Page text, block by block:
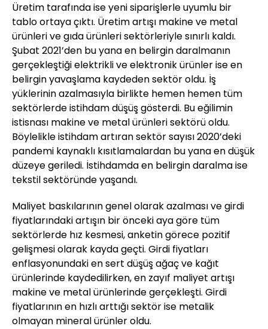
Üretim tarafında ise yeni siparişlerle uyumlu bir
tablo ortaya çıktı. Üretim artışı makine ve metal
ürünleri ve gıda ürünleri sektörleriyle sınırlı kaldı.
Şubat 2021’den bu yana en belirgin daralmanın
gerçekleştiği elektrikli ve elektronik ürünler ise en
belirgin yavaşlama kaydeden sektör oldu. İş
yüklerinin azalmasıyla birlikte hemen hemen tüm
sektörlerde istihdam düşüş gösterdi. Bu eğilimin
istisnası makine ve metal ürünleri sektörü oldu.
Böylelikle istihdam artıran sektör sayısı 2020’deki
pandemi kaynaklı kısıtlamalardan bu yana en düşük
düzeye geriledi. İstihdamda en belirgin daralma ise
tekstil sektöründe yaşandı.
Maliyet baskılarının genel olarak azalması ve girdi
fiyatlarındaki artışın bir önceki aya göre tüm
sektörlerde hız kesmesi, anketin görece pozitif
gelişmesi olarak kayda geçti. Girdi fiyatları
enflasyonundaki en sert düşüş ağaç ve kağıt
ürünlerinde kaydedilirken, en zayıf maliyet artışı
makine ve metal ürünlerinde gerçekleşti. Girdi
fiyatlarının en hızlı arttığı sektör ise metalik
olmayan mineral ürünler oldu.